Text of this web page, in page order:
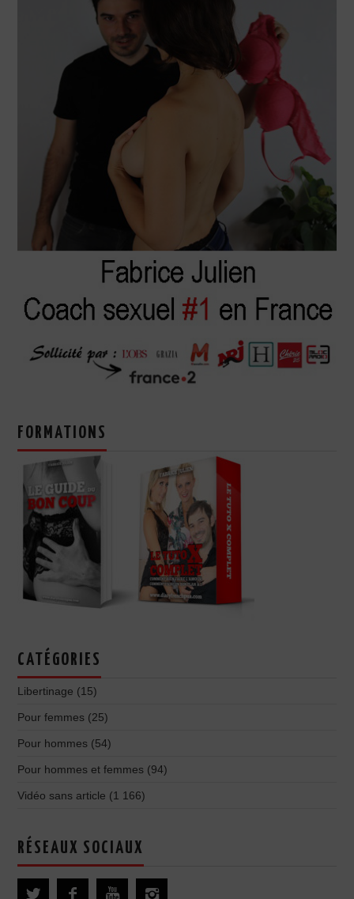
FORMATIONS
CATÉGORIES
Libertinage (15)
Pour femmes (25)
Pour hommes (54)
Pour hommes et femmes (94)
Vidéo sans article (1 166)
RÉSEAUX SOCIAUX